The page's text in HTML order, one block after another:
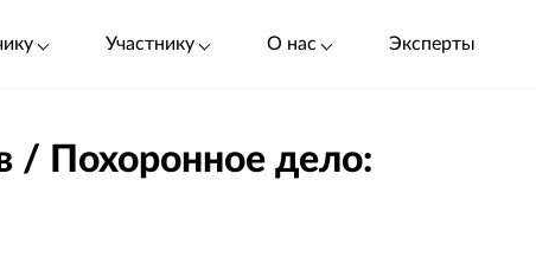
Участнику О нас Эксперты
/ Похоронное дело: